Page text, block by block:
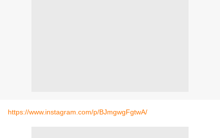
https://www.instagram.com/p/BJmgwgFgtwA/